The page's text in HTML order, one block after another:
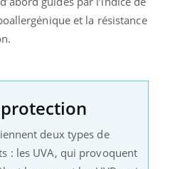
et la résistance
deux types de
: les UVA, qui provoquent